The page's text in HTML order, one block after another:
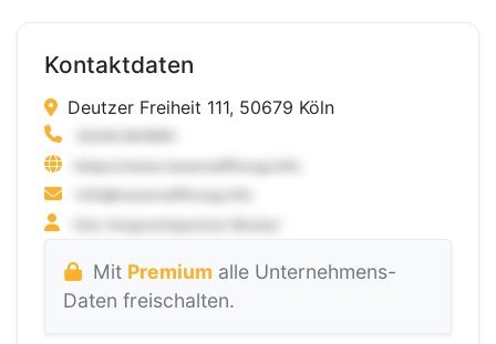
Kontaktdaten
Deutzer Freiheit 111, 50679 Köln
Mit Premium alle Unternehmens-
Daten freischalten.